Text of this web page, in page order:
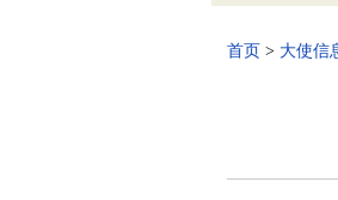
首页 > 大使信